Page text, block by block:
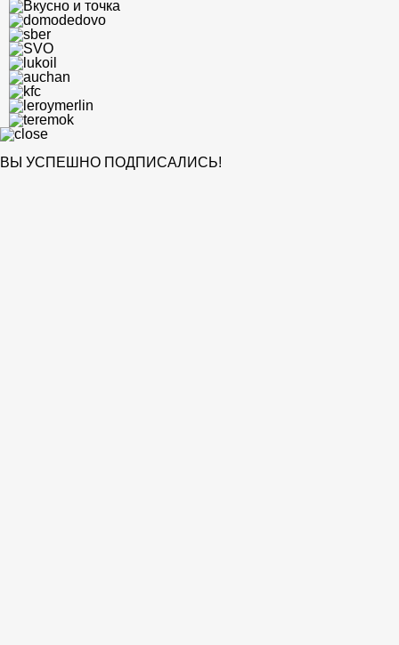
ВЫ УСПЕШНО ПОДПИСАЛИСЬ!